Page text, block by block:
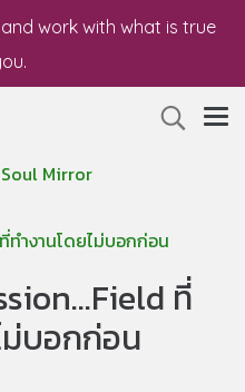
work with what is true
Soul Mirror
ทำงานโดยไม่บอกก่อน
ที่
ม่บอกก่อน